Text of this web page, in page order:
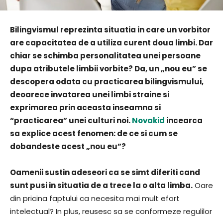
Bilingvismul reprezinta situatia in care un vorbitor
are capacitatea de a utiliza curent doua limbi. Dar
chiar se schimba personalitatea unei persoane
dupa atributele limbii vorbite? Da, un „nou eu” se
descopera odata cu practicarea bilingvismului,
deoarece invatarea unei limbi straine si
exprimarea prin aceasta inseamna si
“practicarea” unei culturi noi.Novakid incearca
sa explice acest fenomen: de ce si cum se
dobandeste acest „nou eu”?
Oamenii sustin adeseori ca se simt diferiti cand
sunt pusi in situatia de a trece la o alta limba.Oare
din pricina faptului ca necesita mai mult efort
intelectual? In plus, reusesc sa se conformeze regulilor